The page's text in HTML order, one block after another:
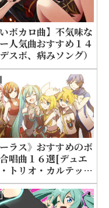
いボカロ曲】不気味な
人気曲おすすめ１４
スボ、病みソング）
ーラス》おすすめのボ
唱曲１６選[デュエ
トリオ・カルテッ